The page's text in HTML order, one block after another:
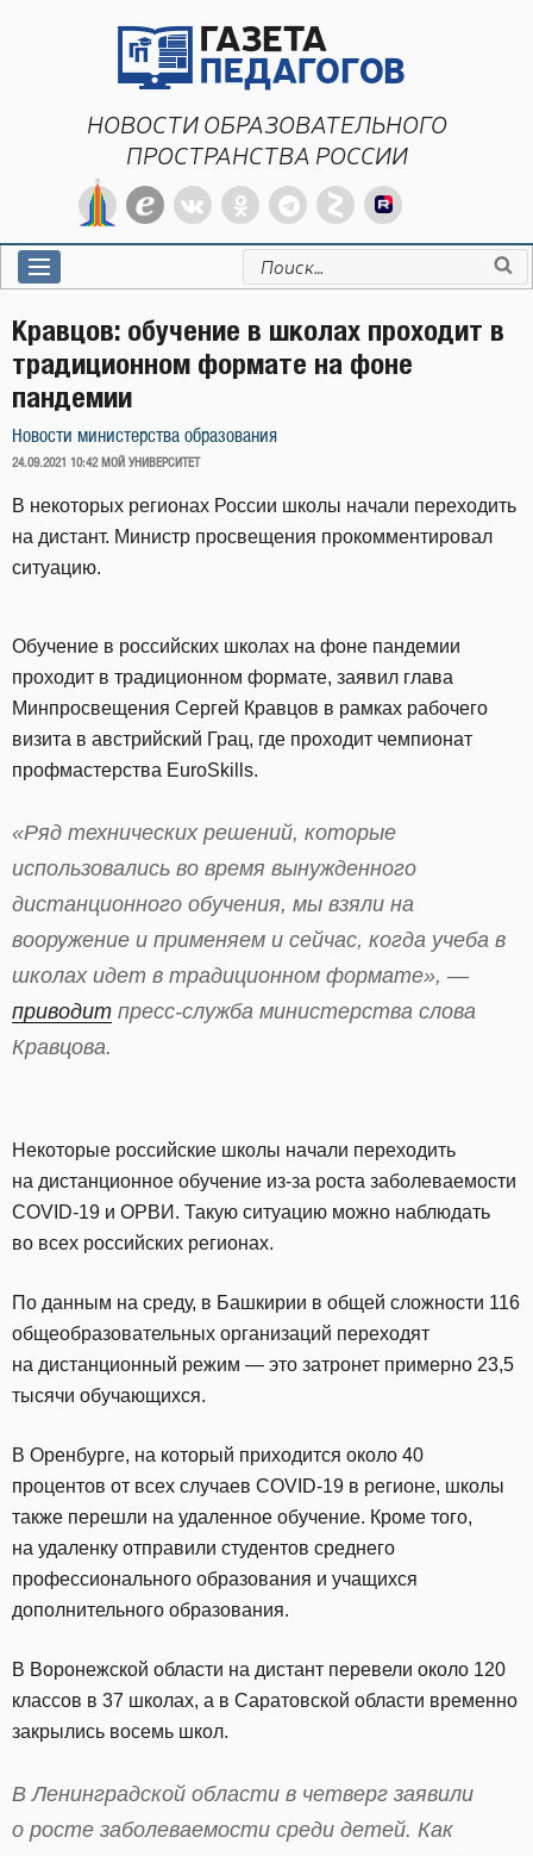
НОВОСТИ ОБРАЗОВАТЕЛЬНОГО
ПРОСТРАНСТВА РОССИИ
Искать:
Кравцов: обучение в школах проходит в
традиционном формате на фоне
пандемии
Новости министерства образования
ОПУБЛИКОВАНО
24.09.2021 10:42 МОЙ УНИВЕРСИТЕТ
В некоторых регионах России школы начали переходить
на дистант. Министр просвещения прокомментировал
ситуацию.
Обучение в российских школах на фоне пандемии
проходит в традиционном формате, заявил глава
Минпросвещения Сергей Кравцов в рамках рабочего
визита в австрийский Грац, где проходит чемпионат
профмастерства EuroSkills.
«Ряд технических решений, которые
использовались во время вынужденного
дистанционного обучения, мы взяли на
вооружение и применяем и сейчас, когда учеба в
школах идет в традиционном формате», —
приводит пресс-служба министерства слова
Кравцова.
Некоторые российские школы начали переходить
на дистанционное обучение из-за роста заболеваемости
COVID-19 и ОРВИ. Такую ситуацию можно наблюдать
во всех российских регионах.
По данным на среду, в Башкирии в общей сложности 116
общеобразовательных организаций переходят
на дистанционный режим — это затронет примерно 23,5
тысячи обучающихся.
В Оренбурге, на который приходится около 40
процентов от всех случаев COVID-19 в регионе, школы
также перешли на удаленное обучение. Кроме того,
на удаленку отправили студентов среднего
профессионального образования и учащихся
дополнительного образования.
В Воронежской области на дистант перевели около 120
классов в 37 школах, а в Саратовской области временно
закрылись восемь школ.
В Ленинградской области в четверг заявили
о росте заболеваемости среди детей. Как